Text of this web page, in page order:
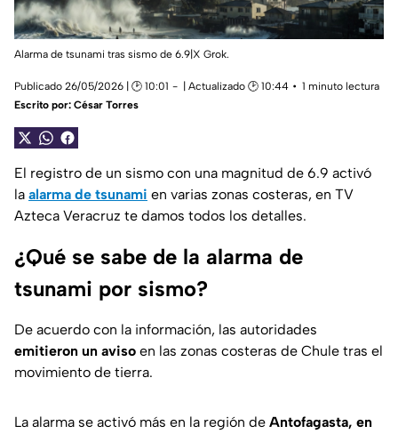
Alarma de tsunami tras sismo de 6.9|X Grok.
Publicado 26/05/2026 | 🕑 10:01 | Actualizado 🕑 10:44
1 minuto lectura
Escrito por: César Torres
El registro de un sismo con una magnitud de 6.9 activó
la alarma de tsunami en varias zonas costeras, en TV
Azteca Veracruz te damos todos los detalles.
¿Qué se sabe de la alarma de
tsunami por sismo?
De acuerdo con la información, las autoridades
emitieron un aviso en las zonas costeras de Chule tras el
movimiento de tierra.
La alarma se activó más en la región de Antofagasta, en